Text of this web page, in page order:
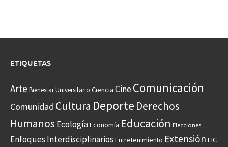
ETIQUETAS
Arte Bienestar Universitario Ciencia CineComunicación
Comunidad Cultura Deporte Derechos
Humanos EcologíaEconomía Educación Elecciones
Enfoques Interdisciplinarios Entretenimiento Extensión FIC